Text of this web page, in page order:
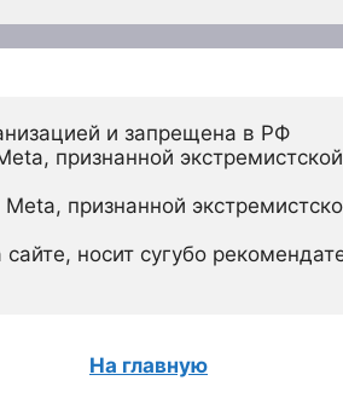
и запрещена в РФ
признанной
признанной
носит сугубо
На главную